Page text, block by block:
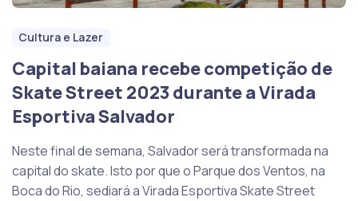
Cultura e Lazer
Capital baiana recebe competição de
Skate Street 2023 durante a Virada
Esportiva Salvador
Neste final de semana, Salvador será transformada na
capital do skate. Isto por que o Parque dos Ventos, na
Boca do Rio, sediará a Virada Esportiva Skate Street